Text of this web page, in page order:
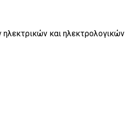
ηλεκτρικών και ηλεκτρολογικών